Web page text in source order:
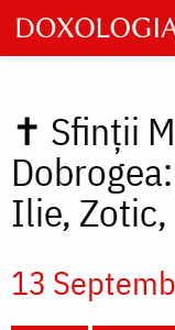
Skip
to
main
✝ Sfinții
Ilie, Zotic,
13